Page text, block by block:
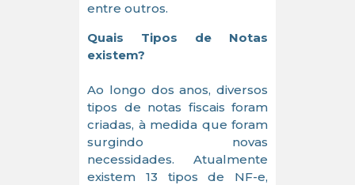
entre outros.
Quais Tipos de Notas
existem?
Ao longo dos anos, diversos
tipos de notas fiscais foram
criadas, à medida que foram
surgindo novas
necessidades. Atualmente
existem 13 tipos de NF-e,